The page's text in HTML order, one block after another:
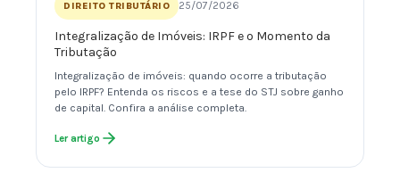
DIREITO TRIBUTÁRIO 25/07/2026
Integralização de Imóveis: IRPF e o Momento da
Tributação
Integralização de imóveis: quando ocorre a tributação
pelo IRPF? Entenda os riscos e a tese do STJ sobre ganho
de capital. Confira a análise completa.
Ler artigo